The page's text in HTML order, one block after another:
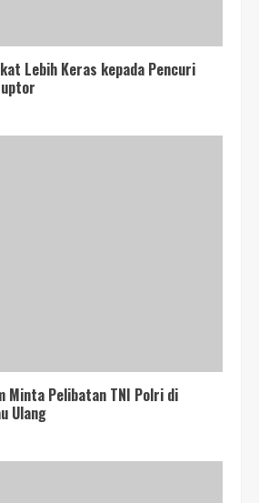
Lebih Keras kepada Pencuri
Minta Pelibatan TNI Polri di
Ulang